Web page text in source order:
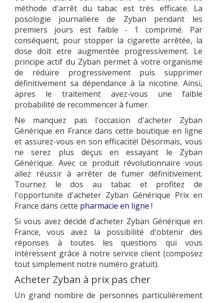
méthode d'arrêt du tabac est très efficace. La
posologie journaliere de Zyban pendant les
premiers jours est faible - 1 comprimé. Par
conséquent, pour stopper la cigarette arrêtée, la
dose doit etre augmentée progressivement. Le
principe actif du Zyban permet à votre organisme
de réduire progressivement puis supprimer
définitivement sa dépendance à la nicotine. Ainsi,
apres le traitement avez-vous une faible
probabilité de recommencer à fumer.
Ne manquez pas l'occasion d'acheter Zyban
Générique en France dans cette boutique en ligne
et assurez-vous en son efficacité! Désormais, vous
ne serez plus deçus en essayant le Zyban
Générique. Avec ce produit révolutionnaire vous
allez réussir à arrêter de fumer définitivement.
Tournez le dos au tabac et profitez de
l'opportunite d'acheter Zyban Générique Prix en
France dans cette pharmacie en ligne !
Si vous avez décidé d'acheter Zyban Générique en
France, vous avez la possibilité d'obtenir des
réponses à toutes les questions qui vous
intéressent grâce à notre service client (composez
tout simplement notre numéro gratuit).
Acheter Zyban à prix pas cher
Un grand nombre de personnes particulièrement